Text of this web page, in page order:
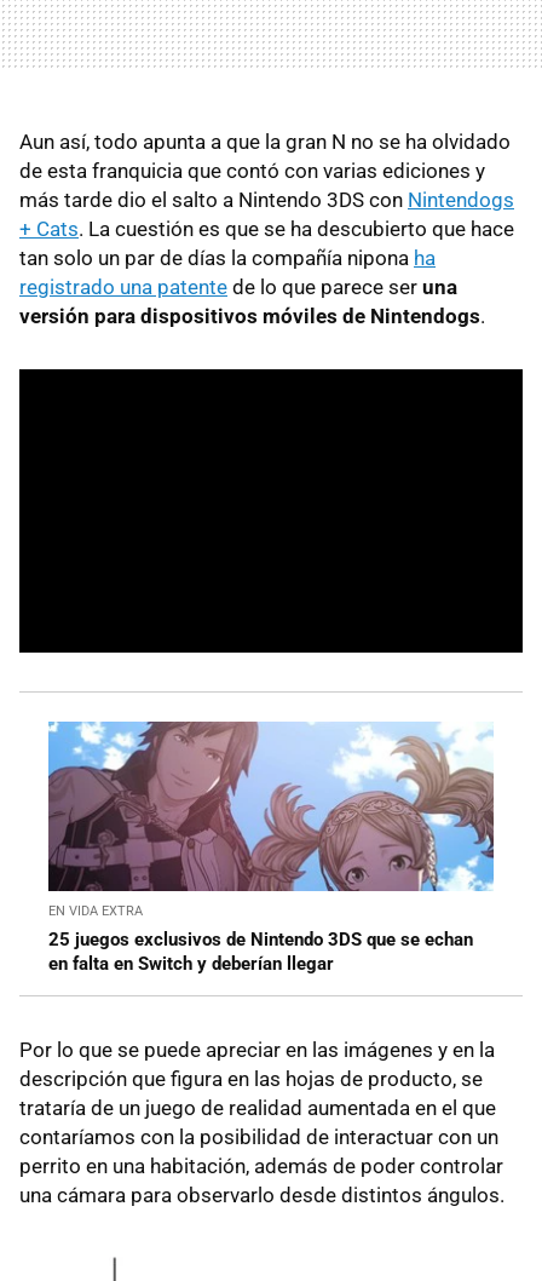
Aun así, todo apunta a que la gran N no se ha olvidado
de esta franquicia que contó con varias ediciones y
más tarde dio el salto a Nintendo 3DS con Nintendogs
+ Cats. La cuestión es que se ha descubierto que hace
tan solo un par de días la compañía nipona ha
registrado una patente de lo que parece ser una
versión para dispositivos móviles de Nintendogs.
EN VIDA EXTRA
25 juegos exclusivos de Nintendo 3DS que se echan
en falta en Switch y deberían llegar
Por lo que se puede apreciar en las imágenes y en la
descripción que figura en las hojas de producto, se
trataría de un juego de realidad aumentada en el que
contaríamos con la posibilidad de interactuar con un
perrito en una habitación, además de poder controlar
una cámara para observarlo desde distintos ángulos.